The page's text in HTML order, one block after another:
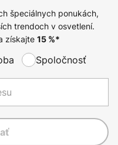
špeciálnych ponukách,
trendoch v osvetlení.
získajte 15%*
Spoločnosť